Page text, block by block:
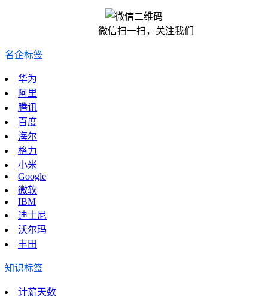
微信扫一扫，关注我们
名企标签
华为
阿里
腾讯
百度
海尔
格力
小米
Google
微软
IBM
迪士尼
沃尔玛
丰田
知识标签
计薪天数